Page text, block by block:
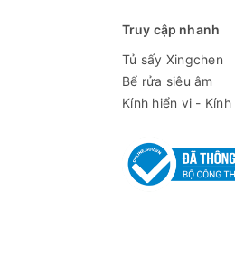
Truy cập nhanh
Tủ sấy Xingchen
Bể rửa siêu âm
Kính hiển vi - Kính